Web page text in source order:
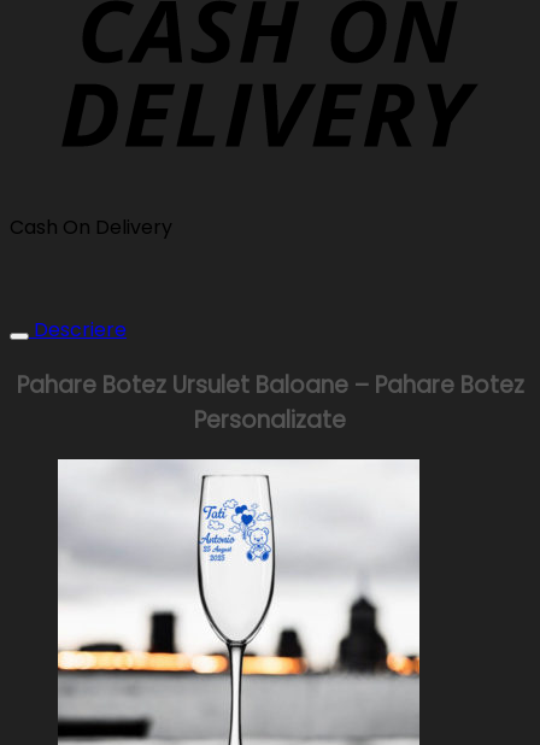
Cash On Delivery
Descriere
Pahare Botez Ursulet Baloane – Pahare Botez
Personalizate